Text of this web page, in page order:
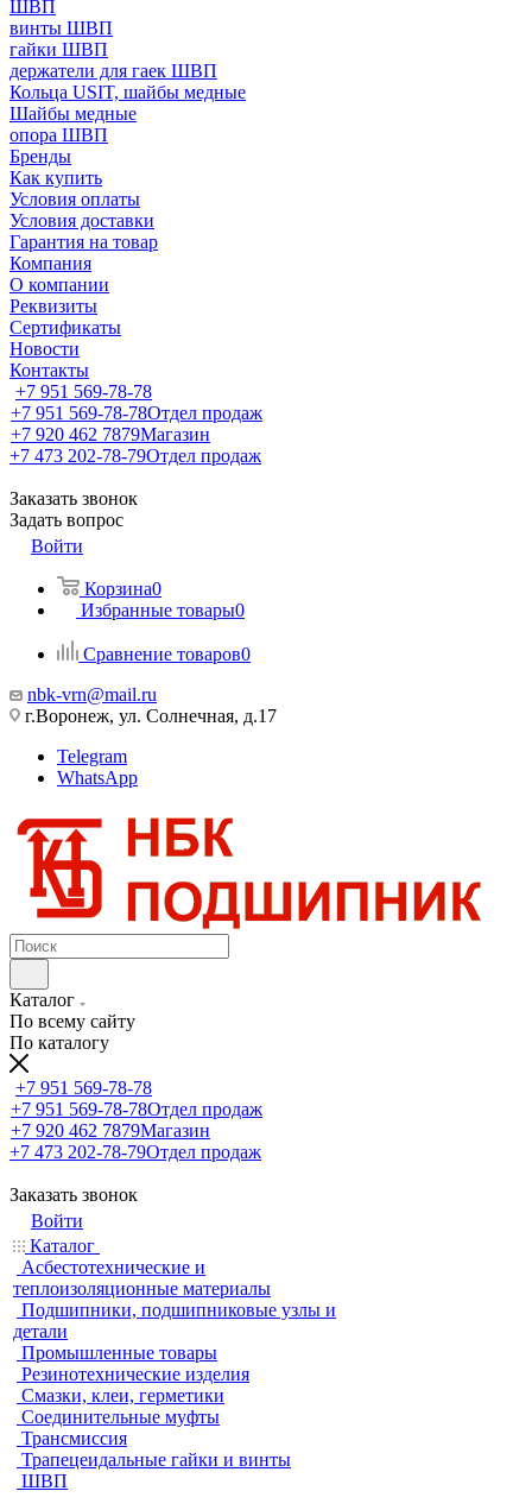
ШВП
винты ШВП
гайки ШВП
держатели для гаек ШВП
Кольца USIT, шайбы медные
Шайбы медные
опора ШВП
Бренды
Как купить
Условия оплаты
Условия доставки
Гарантия на товар
Компания
О компании
Реквизиты
Сертификаты
Новости
Контакты
+7 951 569-78-78
+7 951 569-78-78Отдел продаж
+7 920 462 7879Магазин
+7 473 202-78-79Отдел продаж
Заказать звонок
Задать вопрос
Войти
Корзина0
Избранные товары0
Сравнение товаров0
nbk-vrn@mail.ru
г.Воронеж, ул. Солнечная, д.17
Telegram
WhatsApp
Каталог
По всему сайту
По каталогу
+7 951 569-78-78
+7 951 569-78-78Отдел продаж
+7 920 462 7879Магазин
+7 473 202-78-79Отдел продаж
Заказать звонок
Войти
Каталог
Асбестотехнические и
теплоизоляционные материалы
Подшипники, подшипниковые узлы и
детали
Промышленные товары
Резинотехнические изделия
Смазки, клеи, герметики
Соединительные муфты
Трансмиссия
Трапецеидальные гайки и винты
ШВП